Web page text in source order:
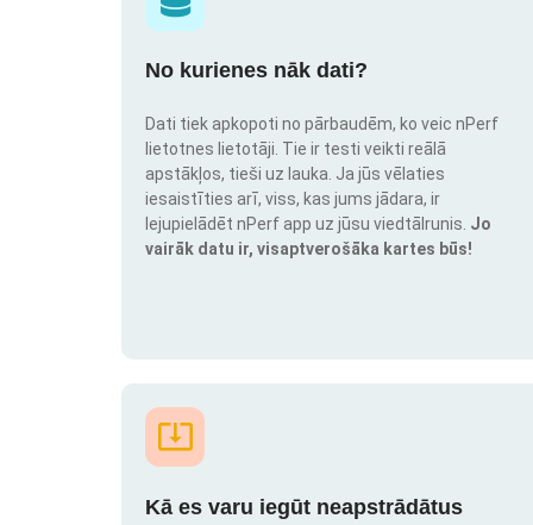
No kurienes nāk dati?
Dati tiek apkopoti no pārbaudēm, ko veic nPerf
lietotnes lietotāji. Tie ir testi veikti reālā
apstākļos, tieši uz lauka. Ja jūs vēlaties
iesaistīties arī, viss, kas jums jādara, ir
lejupielādēt nPerf app uz jūsu viedtālrunis. Jo
vairāk datu ir, visaptverošāka kartes būs!
Kā es varu iegūt neapstrādātus